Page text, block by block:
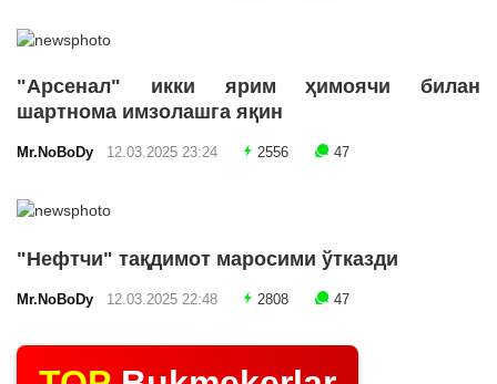
"Арсенал" икки ярим ҳимоячи билан
шартнома имзолашга яқин
Mr.NoBoDy 12.03.2025 23:24 2556 47
"Нефтчи" тақдимот маросими ўтказди
Mr.NoBoDy 12.03.2025 22:48 2808 47